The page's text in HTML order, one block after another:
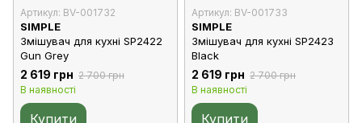
Артикул: BV-001732
SIMPLE
Змішувач для кухні SP2422
Gun Grey
2 619 грн 2 700 грн
В наявності
Купити
Артикул: BV-001733
SIMPLE
Змішувач для кухні SP2423
Black
2 619 грн 2 700 грн
В наявності
Купити